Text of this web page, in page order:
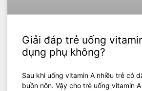
Giải đáp trẻ uống
dụng phụ không?
Sau khi uống vitamin A nhiều trẻ có
buồn nôn. Vậy cho trẻ uống vitamin